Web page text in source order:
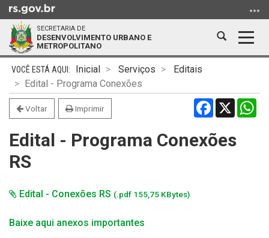
para
conteúdo
menu
para
busca
SECRETARIA DE
DESENVOLVIMENTO URBANO E
METROPOLITANO
Abrir
Início
conteúdo
Inicial Serviços
Editais
Edital - Programa Conexões
Voltar Imprimir Facebook
X
Edital - Programa Conexões
RS
Edital - Conexões RS (.pdf 155,75 KBytes)
Baixe aqui anexos importantes